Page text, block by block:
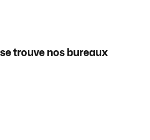
trouve nos bureaux